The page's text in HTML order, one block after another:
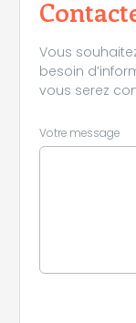
Vous
besoin
vous serez
Votre message